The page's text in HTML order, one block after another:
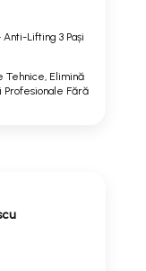
Lifting 3 Pași
Tehnice, Elimină
Profesionale Fără